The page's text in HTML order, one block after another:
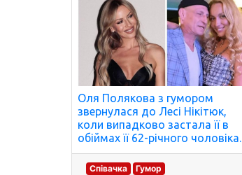
Оля Полякова з гумором
звернулася до Лесі Нікітюк,
коли випадково застала її в
обіймах її 62-річного чоловіка.
Співачка
Гумор